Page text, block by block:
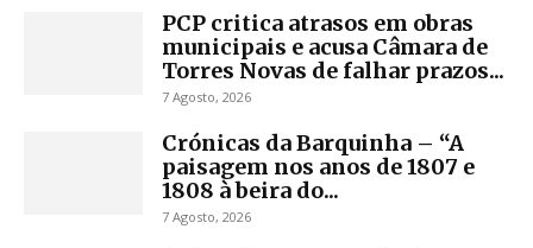
PCP critica atrasos em obras
municipais e acusa Câmara de
Torres Novas de falhar prazos...
7 Agosto, 2026
Crónicas da Barquinha – “A
paisagem nos anos de 1807 e
1808 à beira do...
7 Agosto, 2026